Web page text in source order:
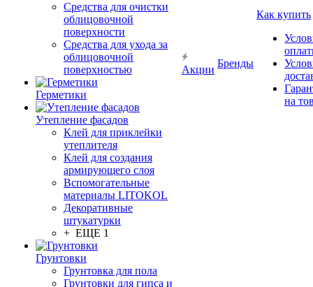
Средства для очистки
облицовочной
поверхности
Средства для ухода за
облицовочной
поверхностью
Герметики
Утепление фасадов
Клей для приклейки
утеплителя
Клей для создания
армирующего слоя
Вспомогательные
материалы LITOKOL
Декоративные
штукатурки
+ ЕЩЕ 1
Грунтовки
Грунтовка для пола
Грунтовки для гипса и
Акции
Бренды
Как купить
на